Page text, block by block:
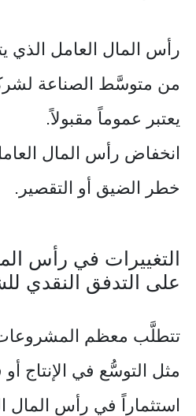
رأس المال العامل الذي
من متوسَّط ​​الصناعة
يعتبر عموماً مقبولاً.
انخفاض رأس المال
خطر الضيق أو التقصير.
التغييرات في رأس
على التدفق النقدي
تتطلَّب معظم المشروعات
مثل التوسُّع في الإنتاج
استثماراً في رأس المال